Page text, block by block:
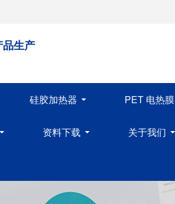
生产
硅胶加热器 PET 电热膜
资料下载 关于我们